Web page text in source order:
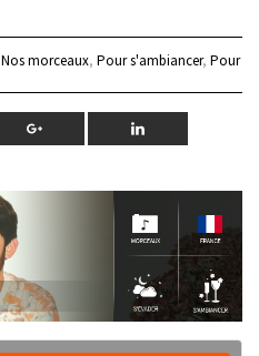
Nos morceaux, Pour s'ambiancer, Pour